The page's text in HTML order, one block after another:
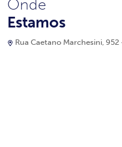
Onde
Estamos
Rua Caetano Marchesini,